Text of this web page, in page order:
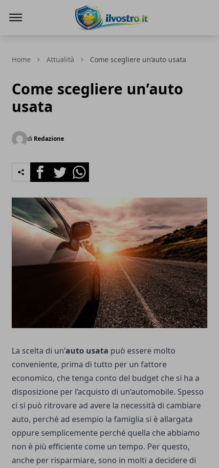
Home Attualità Come scegliere un’auto usata
Come scegliere un’auto
usata
di Redazione
FacebookTwitterWhatsapp
La scelta di un’auto usata può essere molto
conveniente, prima di tutto per un fattore
economico, che tenga conto del budget che si ha a
disposizione per l’acquisto di un’automobile. Spesso
ci si può ritrovare ad avere la necessità di cambiare
auto, perché ad esempio la famiglia si è allargata
oppure semplicemente perché quella che abbiamo
non è più efficiente come un tempo. Per questo,
anche per risparmiare, sono in molti a decidere di